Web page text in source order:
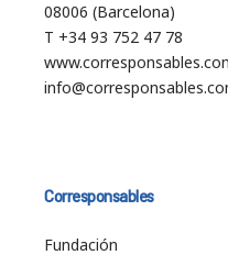
08006 (Barcelona)
T +34 93 752 47 78
Corresponsables
Fundación